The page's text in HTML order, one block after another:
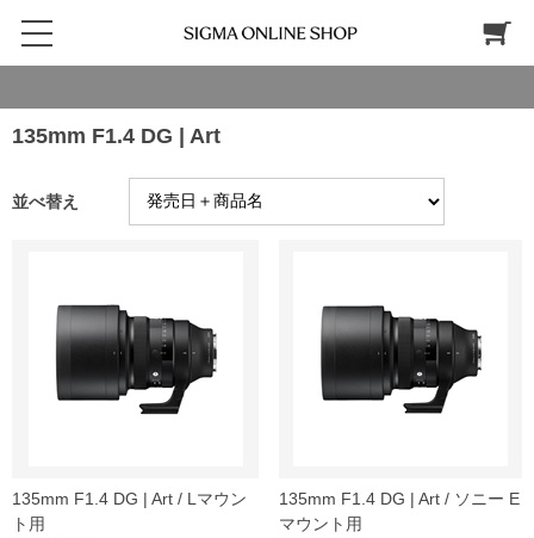
135mm F1.4 DG | Art
並べ替え
135mm F1.4 DG | Art / Lマウン
ト用
135mm F1.4 DG | Art / ソニー E
マウント用